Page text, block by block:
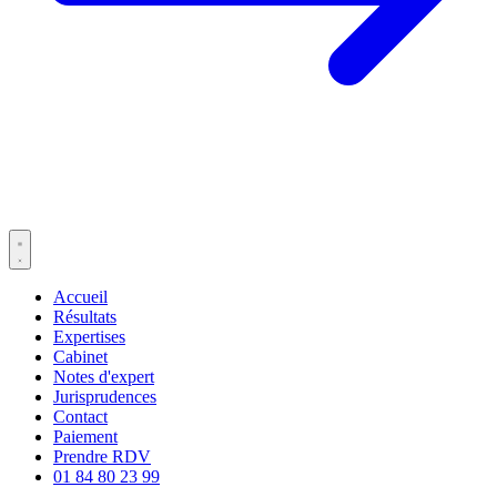
Accueil
Résultats
Expertises
Cabinet
Notes d'expert
Jurisprudences
Contact
Paiement
Prendre RDV
01 84 80 23 99